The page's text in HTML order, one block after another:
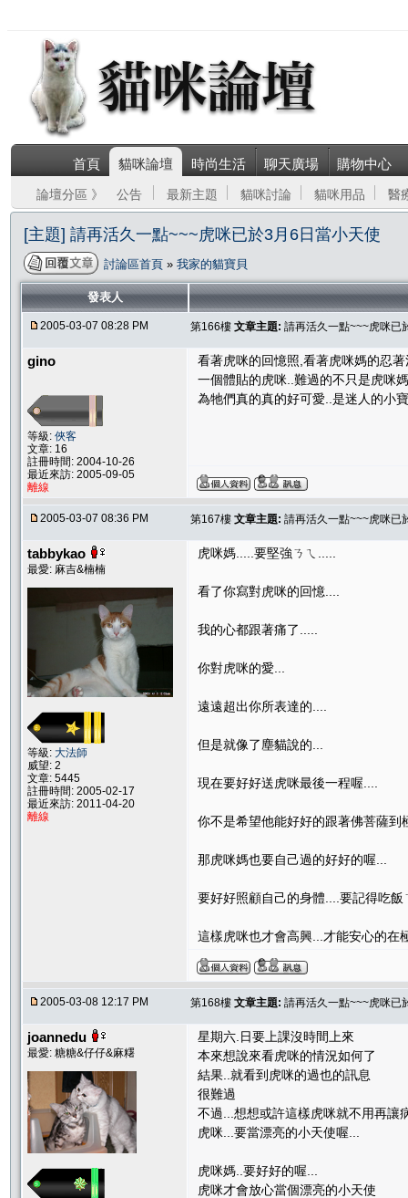
首頁 貓咪論壇 時尚生活 聊天廣場 購物中心
論壇分區 》 公告 最新主題 貓咪討論 貓咪用品 醫
[主題] 請再活久一點~~~虎咪已於3月6日當小天使
討論區首頁 » 我家的貓寶貝
發表人
2005-03-07 08:28 PM 第166樓 文章主題: 請再活久一點~~~虎咪已
gino
等級: 俠客
文章: 16
註冊時間: 2004-10-26
最近來訪: 2005-09-05
離線
看著虎咪的回憶照,看著虎咪媽的忍
一個體貼的虎咪..難過的不只是虎咪
為牠們真的真的好可愛..是迷人的小
2005-03-07 08:36 PM 第167樓 文章主題: 請再活久一點~~~虎咪已
tabbykao
最愛: 麻吉&楠楠
等級: 大法師
威望: 2
文章: 5445
註冊時間: 2005-02-17
最近來訪: 2011-04-20
離線
虎咪媽.....要堅強ㄋㄟ.....
看了你寫對虎咪的回憶....
我的心都跟著痛了.....
你對虎咪的愛...
遠遠超出你所表達的....
但是就像了塵貓說的...
現在要好好送虎咪最後一程喔....
你不是希望他能好好的跟著佛菩薩到
那虎咪媽也要自己過的好好的喔...
要好好照顧自己的身體....要記得吃飯
這樣虎咪也才會高興...才能安心的在
2005-03-08 12:17 PM 第168樓 文章主題: 請再活久一點~~~虎咪已
joannedu
最愛: 糖糖&仔仔&麻糬
星期六.日要上課沒時間上來
本來想說來看虎咪的情況如何了
結果..就看到虎咪的過也的訊息
很難過
不過...想想或許這樣虎咪就不用再讓
虎咪...要當漂亮的小天使喔...
虎咪媽..要好好的喔...
虎咪才會放心當個漂亮的小天使